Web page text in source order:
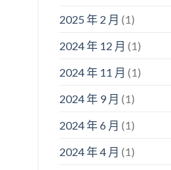
2025 年 2 月 (1)
2024 年 12 月 (1)
2024 年 11 月 (1)
2024 年 9 月 (1)
2024 年 6 月 (1)
2024 年 4 月 (1)